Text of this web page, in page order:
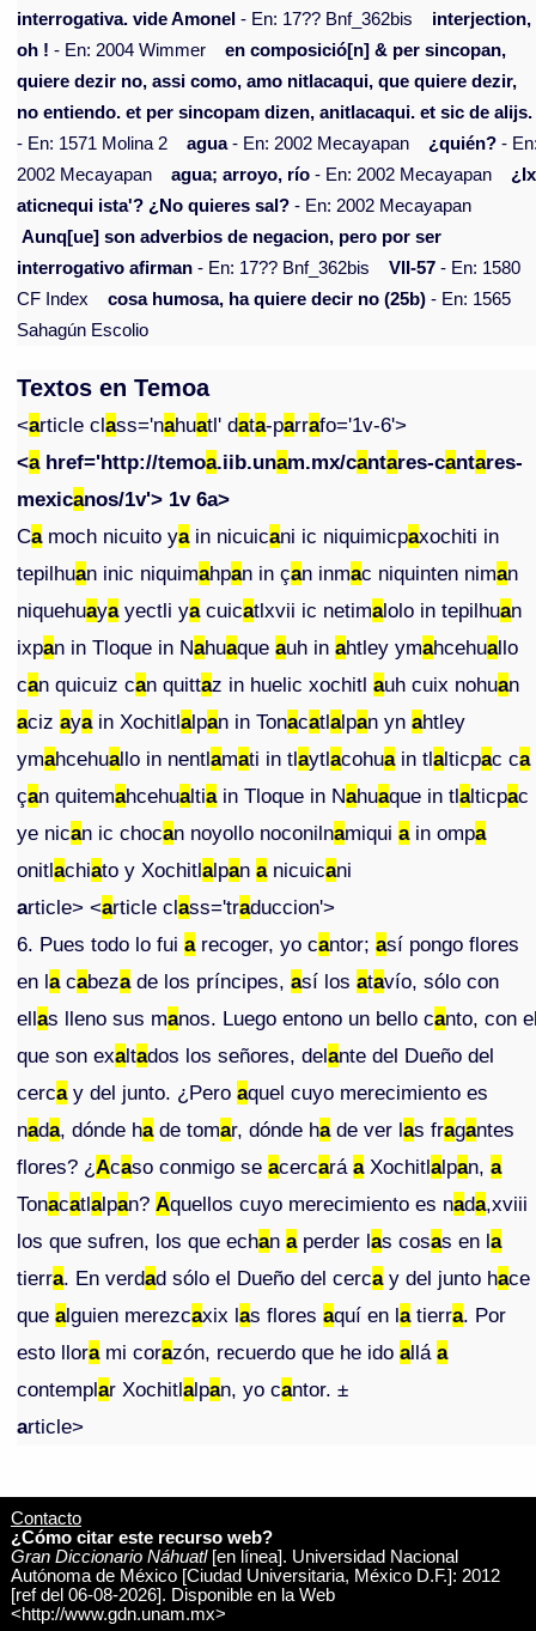
interrogativa. vide Amonel - En: 17?? Bnf_362bis
interjection,
oh ! - En: 2004 Wimmer
en composició[n] & per sincopan,
quiere dezir no, assi como, amo nitlacaqui, que quiere dezir,
no entiendo. et per sincopam dizen, anitlacaqui. et sic de alijs.
- En: 1571 Molina 2
agua- En: 2002 Mecayapan ¿quién? -
2002 Mecayapan
agua; arroyo, río - En: 2002 Mecayapan
¿Ix
aticnequi ista'? ¿No quieres sal? - En: 2002 Mecayapan
Aunq[ue] son adverbios de negacion, pero por ser
interrogativo afirman - En: 17?? Bnf_362bis VII-57 - En: 1580
CF Index
cosa humosa, ha quiere decir no (25b) - En: 1565
Sahagún Escolio
Textos en Temoa
<article class='nahuatl' data-parrafo='1v-6'>
<ahref='http://temoa.iib.unam.mx/cantares-cantares-
mexicanos/1v'> 1v 6a>
Camoch nicuito yain nicuicani ic niquimicpaxochiti in
tepilhuan inic niquimahpan in çan inmac niquinten niman
niquehuayayectli yacuicatlxvii ic netimalolo in tepilhuan
ixpan in Tloque in Nahuaqueauh inahtley ymahcehuallo
can quicuiz can quittaz in huelic xochitlauh cuix nohuan
acizayain Xochitlalpan in Tonacatlalpan ynahtley
ymahcehuallo in nentlamati in tlaytlacohuain tlalticpac ca
çan quitemahcehualtiain Tloque in Nahuaque in tlalticpac
ye nican ic chocan noyollo noconilnamiquiain ompa
onitlachiato y Xochitlalpananicuicani
article> <article class='traduccion'>
6. Pues todo lo fuiarecoger, yo cantor;así pongo flores
en lacabezade los príncipes,así losatavío, sólo con
ellas lleno sus manos. Luego entono un bello canto, con
que son exaltados los señores, delante del Dueño del
cercay del junto. ¿Peroaquel cuyo merecimiento es
nada, dónde hade tomar, dónde hade ver las fragantes
flores? ¿Acaso conmigo seacercaráaXochitlalpan,a
Tonacatlalpan?Aquellos cuyo merecimiento es nada,xviii
los que sufren, los que echanaperder las cosas en la
tierra. En verdad sólo el Dueño del cercay del junto hace
quealguien merezcaxix las floresaquí en latierra. Por
esto llorami corazón, recuerdo que he idoalláa
contemplar Xochitlalpan, yo cantor. ±
article>
Contacto
¿Cómo citar este recurso web?
Gran Diccionario Náhuatl[en línea]. Universidad Nacional
Autónoma de México [Ciudad Universitaria, México D.F.]: 2012
[ref del 06-08-2026]. Disponible en la Web
<http://www.gdn.unam.mx>